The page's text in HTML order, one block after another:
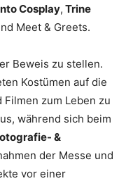
Cosplay, Trine
Meet & Greets.
Beweis zu stellen.
Kostümen auf die
zum Leben zu
während sich beim
&
der Messe und
vor einer